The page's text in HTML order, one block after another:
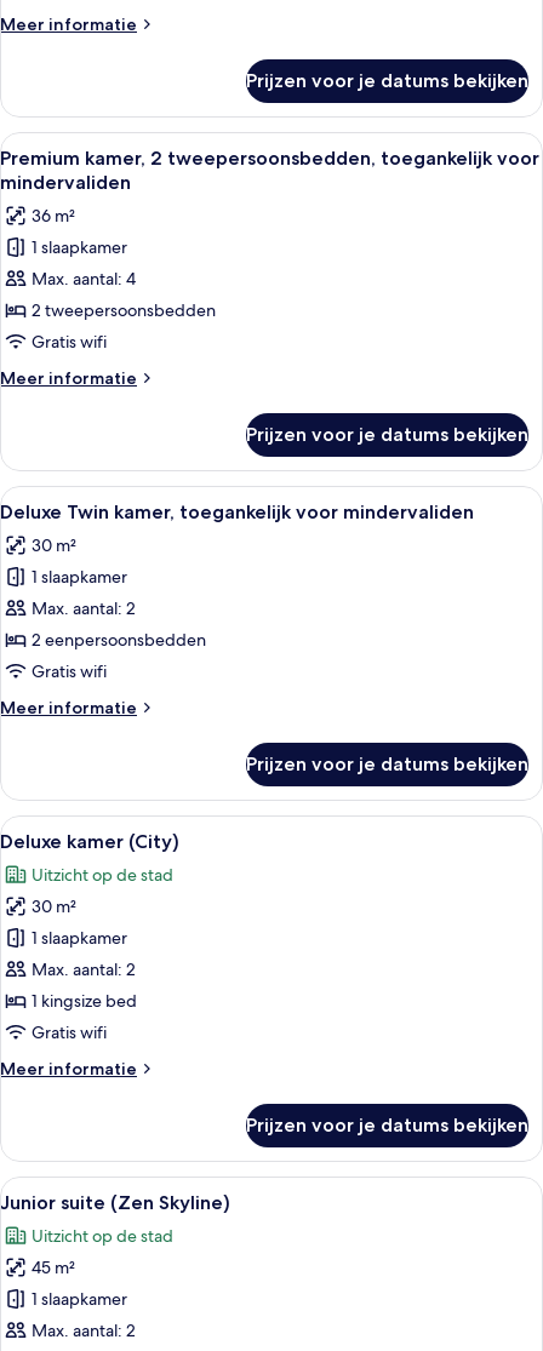
laden
Meer informatie
Meer
kamer,
toegankelijk
voor
mindervaliden
Prijzen voor je datums bekijken
Alle
foto's
voor
Premium
kamer,
2
tweepersoonsbedden,
toegankelijk
voor
mindervaliden
Een moderne hotelkamer met een
7
Premium kamer, 2 tweepersoonsbedden, toegankelijk voor
mindervaliden
36 m²
1 slaapkamer
Max. aantal: 4
2 tweepersoonsbedden
Gratis wifi
Meer informatie
Meer
kamer,
tweepersoonsbedden,
voor
mindervaliden
Prijzen voor je datums bekijken
Alle
foto's
voor
Deluxe
Twin
kamer,
toegankelijk
mindervaliden
Een moderne hotelkamer met een
7
Deluxe Twin kamer, toegankelijk voor mindervaliden
30 m²
1 slaapkamer
Max. aantal: 2
2 eenpersoonsbedden
Gratis wifi
Meer informatie
Meer
Twin
kamer,
toegankelijk
mindervaliden
Prijzen voor je datums bekijken
Alle
foto's
voor
Deluxe
kamer
(City)
laden
Een moderne hotelkamer met een
6
Deluxe kamer (City)
Uitzicht op de stad
30 m²
1 slaapkamer
Max. aantal: 2
1 kingsize bed
Gratis wifi
Meer informatie
Meer
kamer
(City)
Prijzen voor je datums bekijken
Alle
foto's
voor
Junior
suite
(Zen
Een hotelkamer met een groot
7
Junior suite (Zen Skyline)
Uitzicht op de stad
45 m²
1 slaapkamer
Max. aantal: 2